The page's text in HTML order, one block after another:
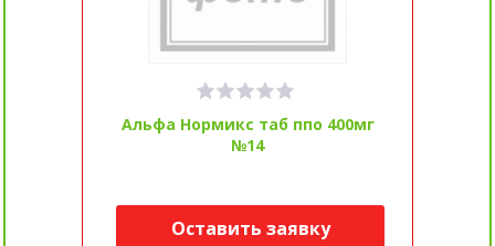
Альфа Нормикс таб ппо 400мг
№14
Оставить заявку